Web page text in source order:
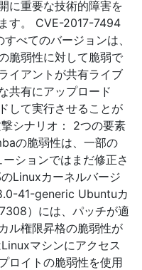
に重要な技術的障害を
す。 CVE-2017-7494
べてのバージョンは、
脆弱性に対して脆弱で
イアントが共有ライブ
共有にアップロード
して実行させることが
シナリオ： 2つの要素
の脆弱性は、一部の
ションではまだ修正さ
Linuxカーネルバージ
41-generic Ubuntuカ
）には、パッチが適
ル権限昇格の脆弱性が
マシンにアクセス
ロイトの脆弱性を使用